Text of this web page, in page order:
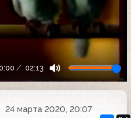
02:13
24 марта 2020, 20:07